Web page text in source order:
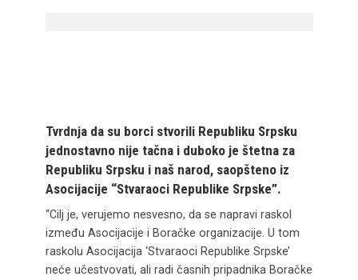
Tvrdnja da su borci stvorili Republiku Srpsku
jednostavno nije tačna i duboko je štetna za
Republiku Srpsku i naš narod, saopšteno iz
Asocijacije “Stvaraoci Republike Srpske”.
“Cilj je, verujemo nesvesno, da se napravi raskol
između Asocijacije i Boračke organizacije. U tom
raskolu Asocijacija ‘Stvaraoci Republike Srpske’
neće učestvovati, ali radi časnih pripadnika Boračke